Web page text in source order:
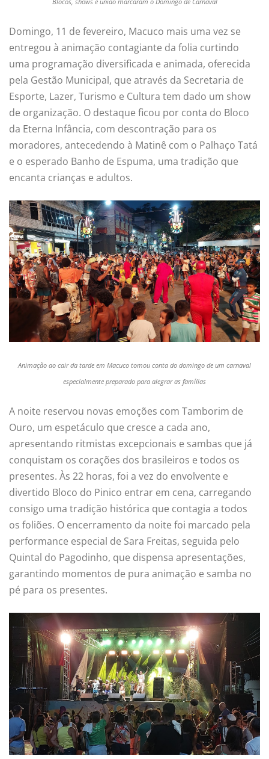
Blocos, shows e união marcaram o Domingo de Carnaval
Domingo, 11 de fevereiro, Macuco mais uma vez se
entregou à animação contagiante da folia curtindo
uma programação diversificada e animada, oferecida
pela Gestão Municipal, que através da Secretaria de
Esporte, Lazer, Turismo e Cultura tem dado um show
de organização. O destaque ficou por conta do Bloco
da Eterna Infância, com descontração para os
moradores, antecedendo à Matinê com o Palhaço Tatá
e o esperado Banho de Espuma, uma tradição que
encanta crianças e adultos.
Animação ao cair da tarde em Macuco tomou conta do domingo de um carnaval
especialmente preparado para alegrar as famílias
A noite reservou novas emoções com Tamborim de
Ouro, um espetáculo que cresce a cada ano,
apresentando ritmistas excepcionais e sambas que já
conquistam os corações dos brasileiros e todos os
presentes. Às 22 horas, foi a vez do envolvente e
divertido Bloco do Pinico entrar em cena, carregando
consigo uma tradição histórica que contagia a todos
os foliões. O encerramento da noite foi marcado pela
performance especial de Sara Freitas, seguida pelo
Quintal do Pagodinho, que dispensa apresentações,
garantindo momentos de pura animação e samba no
pé para os presentes.